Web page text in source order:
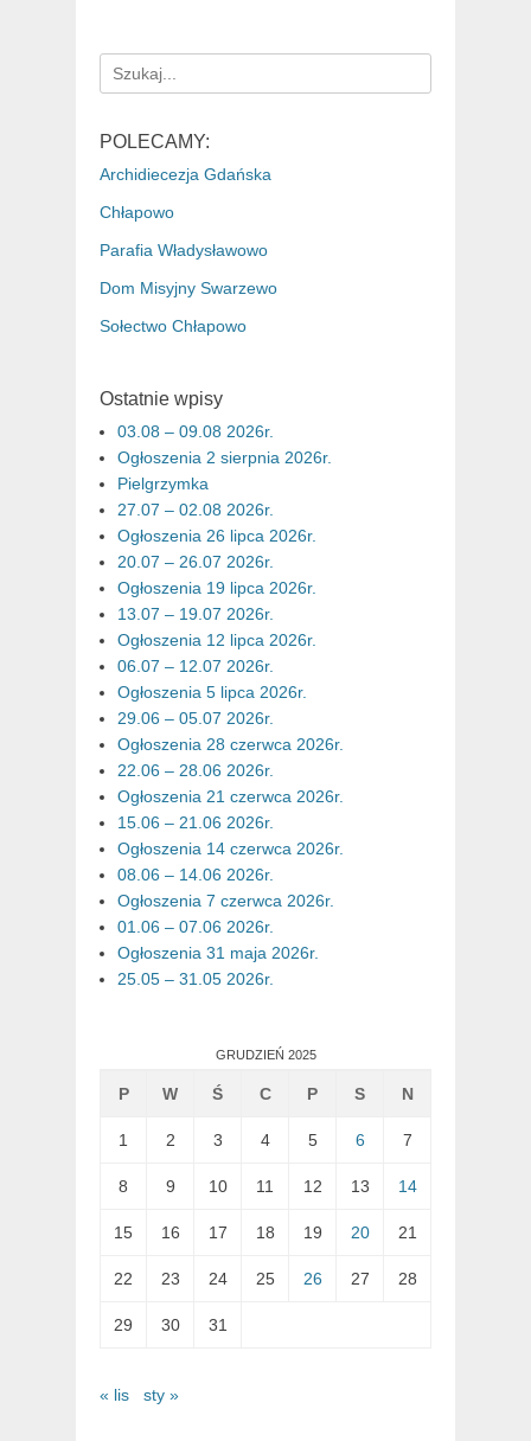
Search
for:
POLECAMY:
Archidiecezja Gdańska
Chłapowo
Parafia Władysławowo
Dom Misyjny Swarzewo
Sołectwo Chłapowo
Ostatnie wpisy
03.08 – 09.08 2026r.
Ogłoszenia 2 sierpnia 2026r.
Pielgrzymka
27.07 – 02.08 2026r.
Ogłoszenia 26 lipca 2026r.
20.07 – 26.07 2026r.
Ogłoszenia 19 lipca 2026r.
13.07 – 19.07 2026r.
Ogłoszenia 12 lipca 2026r.
06.07 – 12.07 2026r.
Ogłoszenia 5 lipca 2026r.
29.06 – 05.07 2026r.
Ogłoszenia 28 czerwca 2026r.
22.06 – 28.06 2026r.
Ogłoszenia 21 czerwca 2026r.
15.06 – 21.06 2026r.
Ogłoszenia 14 czerwca 2026r.
08.06 – 14.06 2026r.
Ogłoszenia 7 czerwca 2026r.
01.06 – 07.06 2026r.
Ogłoszenia 31 maja 2026r.
25.05 – 31.05 2026r.
GRUDZIEŃ 2025
P W Ś C P S N
1 2 3 4 5 6 7
8 9 10 11 12 13 14
15 16 17 18 19 20 21
22 23 24 25 26 27 28
29 30 31
« lis sty »